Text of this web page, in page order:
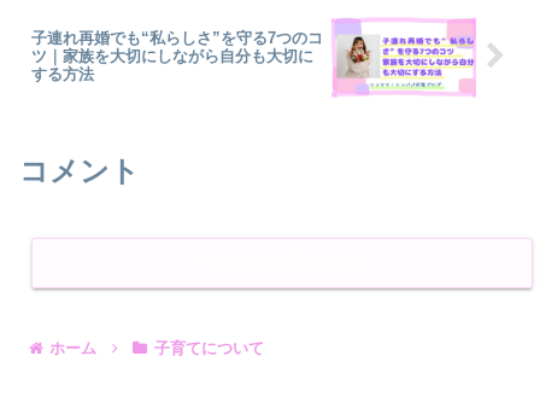
子連れ再婚でも“私らしさ”を守る7つのコ
ツ｜家族を大切にしながら自分も大切に
する方法
コメント
ホーム 子育てについて